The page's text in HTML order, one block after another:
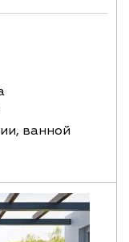
ванной